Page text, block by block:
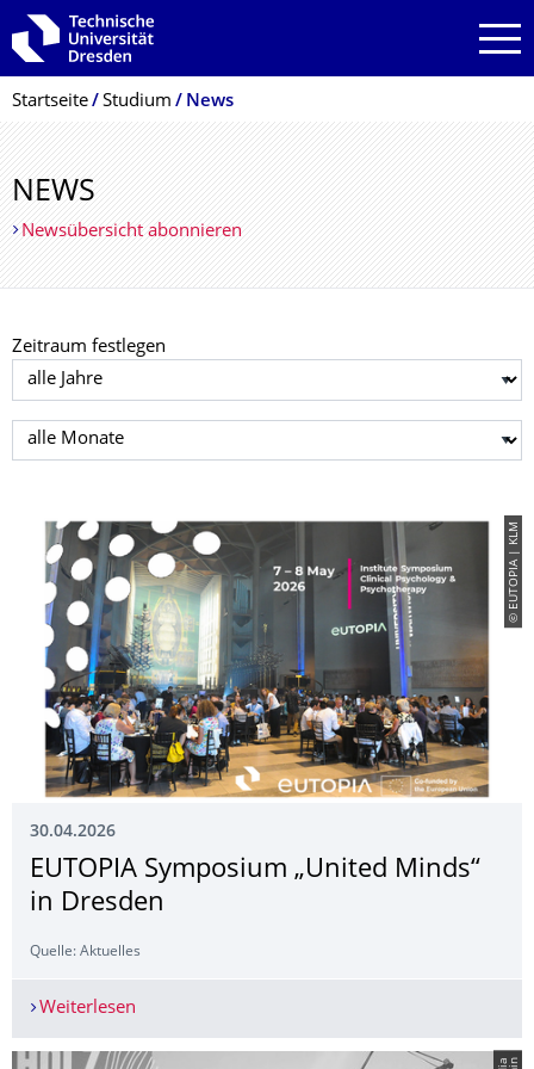
Zur Hauptnavigation springen
Zur Suche springen
Zum Inhalt springen
Breadcrumb-Menü
Startseite Studium News
NEWS
Newsübersicht abonnieren
Zeitraum festlegen
Jahr auswählen
Monat auswählen
© EUTOPIA | KLM
30.04.2026
EUTOPIA Symposium „United Minds“
in Dresden
Quelle: Aktuelles
Weiterlesen